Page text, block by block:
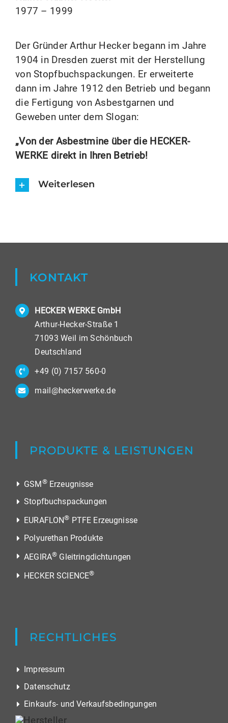
1977 – 1999
Der Gründer Arthur Hecker begann im Jahre
1904 in Dresden zuerst mit der Herstellung
von Stopfbuchspackungen. Er erweiterte
dann im Jahre 1912 den Betrieb und begann
die Fertigung von Asbestgarnen und
Geweben unter dem Slogan:
„Von der Asbestmine über die HECKER-
WERKE direkt in Ihren Betrieb!
Weiterlesen
KONTAKT
HECKER WERKE GmbH
Arthur-Hecker-Straße 1
71093 Weil im Schönbuch
Deutschland
+49 (0) 7157 560-0
mail@heckerwerke.de
PRODUKTE & LEISTUNGEN
GSM ®Erzeugnisse
Stopfbuchspackungen
EURAFLON® PTFE Erzeugnisse
Polyurethan Produkte
AEGIRA® Gleitringdichtungen
HECKER SCIENCE®
RECHTLICHES
Impressum
Datenschutz
Einkaufs- und Verkaufsbedingungen